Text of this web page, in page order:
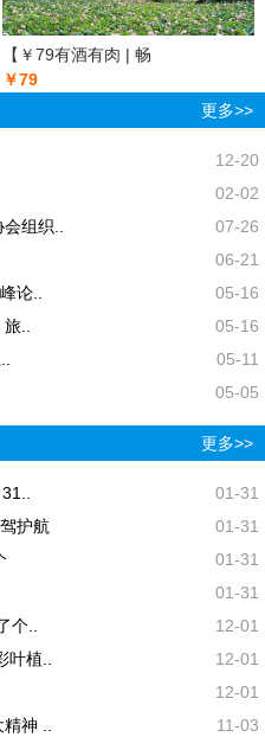
【￥79有酒有肉 | 畅
￥79
更多>>
12-20
02-02
会组织..
07-26
06-21
论..
05-16
旅..
05-16
05-11
05-05
更多>>
01-31
护航
01-31
01-31
01-31
个..
12-01
叶植..
12-01
12-01
精神 ..
11-03